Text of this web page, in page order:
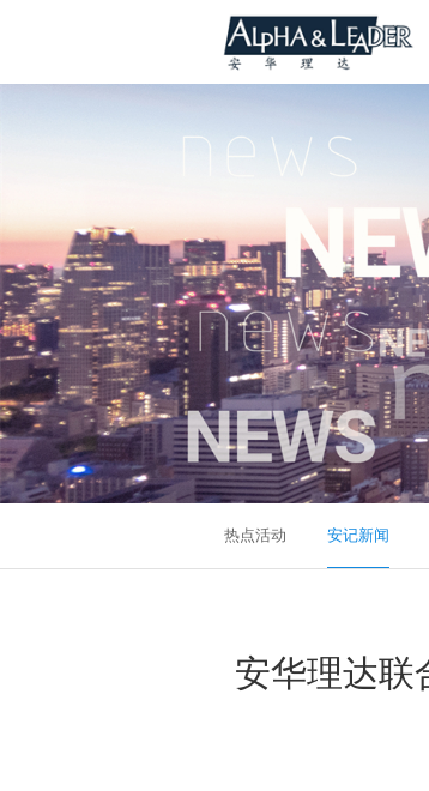
热点活动 安记新闻
安华理达联